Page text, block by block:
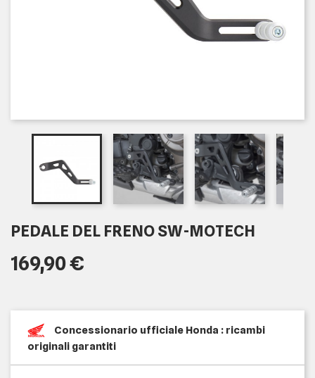
PEDALE DEL FRENO SW-MOTECH
169,90 €
Concessionario ufficiale Honda : ricambi
originali garantiti